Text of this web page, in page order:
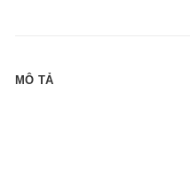
MÔ TẢ